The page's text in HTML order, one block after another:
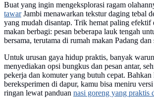
Buat yang ingin mengeksplorasi ragam
tawarJambi menawarkan tekstur daging tebal
yang mudah disantap. Trik hemat paling efektif
makan berbagi: pesan beberapa lauk tengah
bersama, terutama di rumah makan Padang dan
Untuk urusan gaya hidup praktis, banyak
menyediakan opsi bungkus dan pesan antar,
pekerja dan komuter yang butuh cepat.
bereksperimen di dapur, kamu bisa meniru
ringan lewat panduan nasi goreng yang praktis